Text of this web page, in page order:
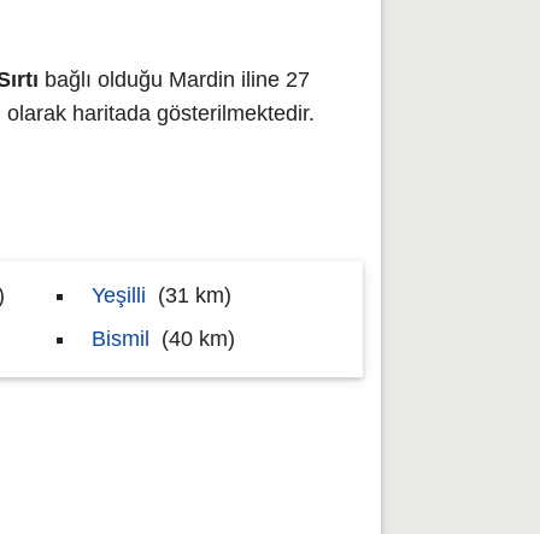
bağlı olduğu Mardin iline 27
haritada gösterilmektedir.
Yeşilli (31 km)
Bismil
(40 km)